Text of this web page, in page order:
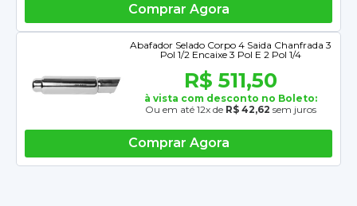
Comprar Agora
Abafador Selado Corpo 4 Saida Chanfrada 3
Pol 1/2 Encaixe 3 Pol E 2 Pol 1/4
R$ 511,50
à vista com desconto no Boleto:
Ou em até 12x de R$ 42,62 sem juros
Comprar Agora